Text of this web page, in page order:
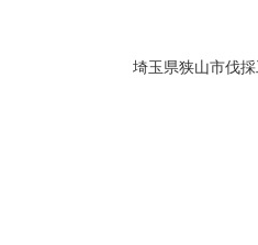
埼玉県狭山市伐